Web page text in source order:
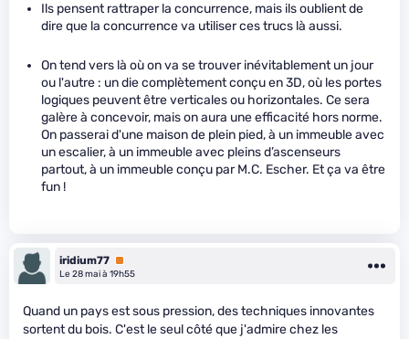
Ils pensent rattraper la concurrence, mais ils oublient de
dire que la concurrence va utiliser ces trucs là aussi.
On tend vers là où on va se trouver inévitablement un jour
ou l'autre : un die complètement conçu en 3D, où les portes
logiques peuvent être verticales ou horizontales. Ce sera
galère à concevoir, mais on aura une efficacité hors norme.
On passerai d'une maison de plein pied, à un immeuble avec
un escalier, à un immeuble avec pleins d’ascenseurs
partout, à un immeuble conçu par M.C. Escher. Et ça va être
fun !
iridium77 Premium
Le 28 mai à 19h55
Quand un pays est sous pression, des techniques innovantes
sortent du bois. C'est le seul côté que j'admire chez les